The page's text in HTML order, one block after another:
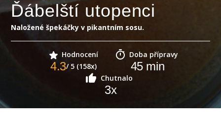
Ďábelští utopenci
Naložené špekáčky v pikantním sosu.
Hodnocení
4.3/ 5 (158x)
Doba přípravy
45min
Chutnalo
3x